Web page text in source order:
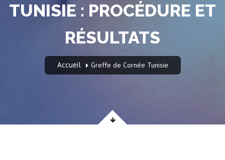
TUNISIE : PROCÉDURE ET
RÉSULTATS
Accueil Greffe de Cornée Tunisie